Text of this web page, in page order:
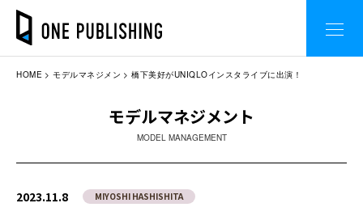
HOME モデルマネジメン 橋下美好がUNIQLOインスタライブに出演！
モデルマネジメント
MODEL MANAGEMENT
2023.11.8 MIYOSHI HASHISHITA